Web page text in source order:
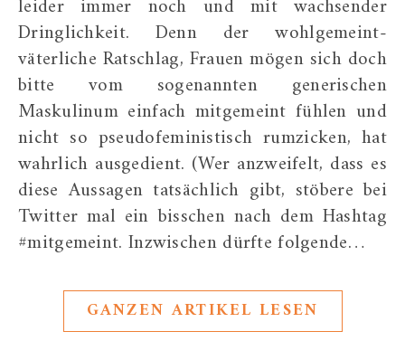
leider immer noch und mit wachsender
Dringlichkeit. Denn der wohlgemeint-
väterliche Ratschlag, Frauen mögen sich doch
bitte vom sogenannten generischen
Maskulinum einfach mitgemeint fühlen und
nicht so pseudofeministisch rumzicken, hat
wahrlich ausgedient. (Wer anzweifelt, dass es
diese Aussagen tatsächlich gibt, stöbere bei
Twitter mal ein bisschen nach dem Hashtag
#mitgemeint. Inzwischen dürfte folgende…
GANZEN ARTIKEL LESEN